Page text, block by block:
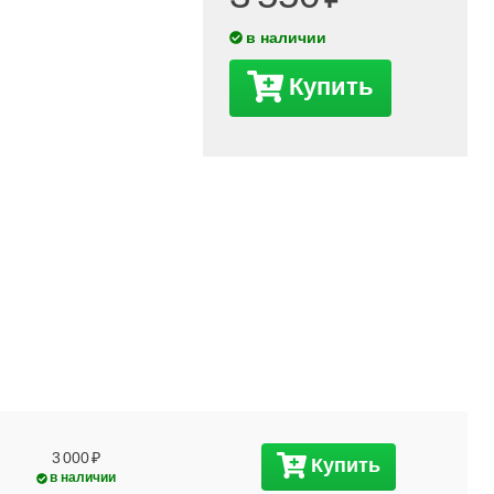
в наличии
Купить
3 000
в наличии
Купить